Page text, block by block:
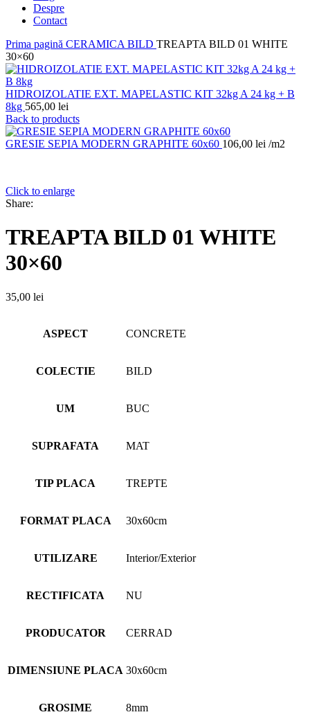
Despre
Contact
Prima pagină CERAMICA BILD TREAPTA BILD 01 WHITE
30×60
HIDROIZOLATIE EXT. MAPELASTIC KIT 32kg A 24 kg + B
8kg 565,00 lei
Back to products
GRESIE SEPIA MODERN GRAPHITE 60x60 106,00 lei /m2
Click to enlarge
Share:
TREAPTA BILD 01 WHITE
30×60
35,00 lei
ASPECT CONCRETE
COLECTIE BILD
UM BUC
SUPRAFATA MAT
TIP PLACA TREPTE
FORMAT PLACA 30x60cm
UTILIZARE Interior/Exterior
RECTIFICATA NU
PRODUCATOR CERRAD
DIMENSIUNE PLACA 30x60cm
GROSIME 8mm